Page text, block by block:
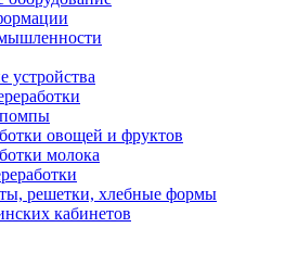
помпы
овощей и фруктов
молока
решетки, хлебные формы
кабинетов